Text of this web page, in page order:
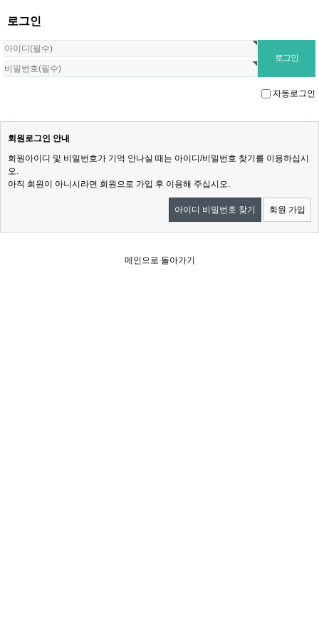
로그인
자동로그인
회원로그인 안내
회원아이디 및 비밀번호가 기억 안나실 때는 아이디/비밀번호 찾기를 이용하십시
오.
아직 회원이 아니시라면 회원으로 가입 후 이용해 주십시오.
아이디 비밀번호 찾기 회원 가입
메인으로 돌아가기